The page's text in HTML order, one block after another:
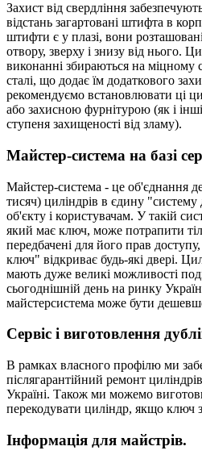
Захист від свердління
відстань загартовані штифта в
штифти є у плазі, вони
отвору, зверху і знизу від нього.
виконанні збираються на міцному
сталі, що додає їм додаткового
рекомендуємо встановлювати ці
або захисною фурнітурою (як і
ступеня захищеності від зламу).
Майстер-система на базі
Майстер-система - це об'єднання
тисяч) циліндрів в єдину
об'єкту і користувачам. У такій
який має ключ, може потрапити
передбачені для його прав
ключ" відкриває будь-які двері.
мають дуже великі можливості
сьогоднішній день на ринку
майстерсистема може бути
Сервіс і виготовлення
В рамках власного профілю ми
післягарантійний ремонт
Україні. Також ми можемо
перекодувати циліндр, якщо ключ
Інформація для майстрів.